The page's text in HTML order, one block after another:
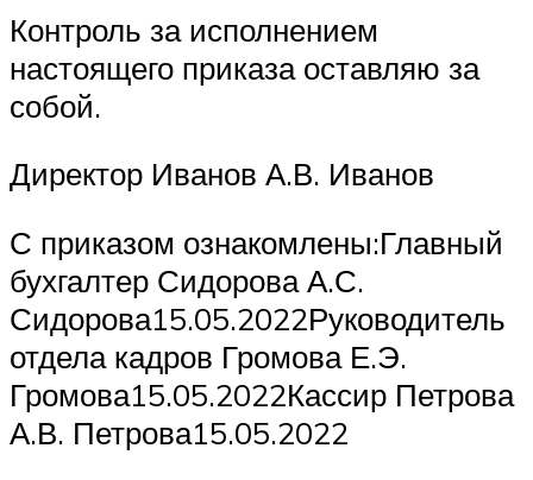
Контроль за исполнением
настоящего приказа оставляю за
собой.
Директор Иванов А.В. Иванов
С приказом ознакомлены:Главный
бухгалтер Сидорова А.С.
Сидорова15.05.2022Руководитель
отдела кадров Громова Е.Э.
Громова15.05.2022Кассир Петрова
А.В. Петрова15.05.2022